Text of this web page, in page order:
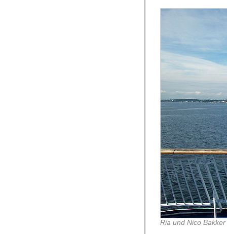
Ria und Nico Bakker